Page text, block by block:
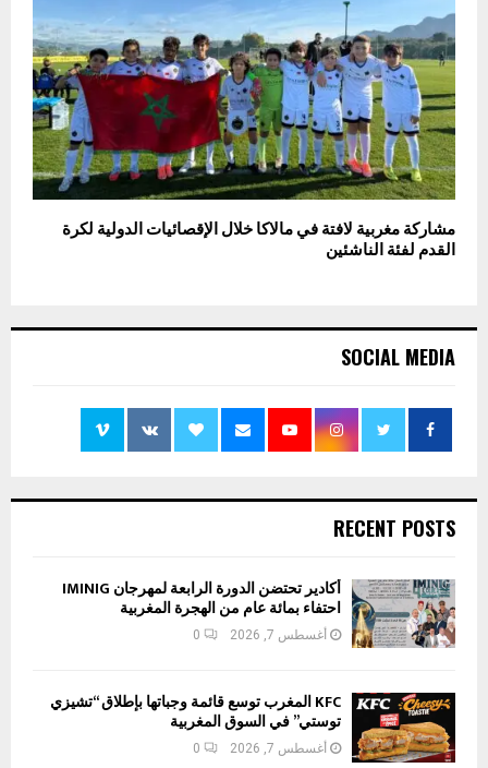
مشاركة مغربية لافتة في مالاكا خلال الإقصائيات الدولية لكرة
القدم لفئة الناشئين
SOCIAL MEDIA
RECENT POSTS
أكادير تحتضن الدورة الرابعة لمهرجان IMINIG
احتفاء بمائة عام من الهجرة المغربية
أغسطس 7, 2026 0
KFC المغرب توسع قائمة وجباتها بإطلاق “تشيزي
توستي” في السوق المغربية
أغسطس 7, 2026 0